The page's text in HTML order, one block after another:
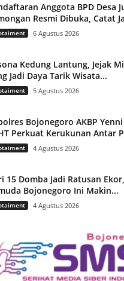
Anggota BPD Desa
Resmi Dibuka, Catat
6 Agustus 2026
Kedung Lantung, Jejak
Jadi Daya Tarik Wisata...
5 Agustus 2026
Bojonegoro AKBP
Perkuat Kerukunan Antar
4 Agustus 2026
15 Domba Jadi Ratusan
Bojonegoro Ini Makin...
4 Agustus 2026